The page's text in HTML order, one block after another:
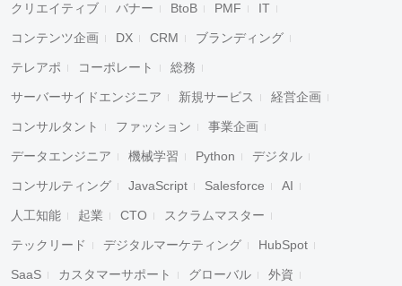
クリエイティブ バナー BtoB PMF IT
コンテンツ企画 DX CRM ブランディング
テレアポ コーポレート 総務
サーバーサイドエンジニア 新規サービス 経営企画
コンサルタント ファッション 事業企画
データエンジニア 機械学習 Python デジタル
コンサルティング JavaScript Salesforce AI
人工知能 起業 CTO スクラムマスター
テックリード デジタルマーケティング HubSpot
SaaS カスタマーサポート グローバル 外資